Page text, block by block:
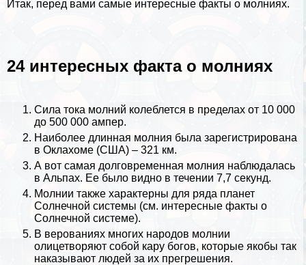
Итак, перед вами самые интересные факты о молниях.
24 интересных факта о молниях
Сила тока молний колeблется в пределах от 10 000
до 500 000 ампер.
Наиболее длинная молния была зарегистрирована
в Оклахоме (США) – 321 км.
А вот самая долговременная молния наблюдалась
в Альпах. Ее было видно в течении 7,7 секунд.
Молнии также хаpaктерны для ряда планет
Солнечной системы (см. интересные факты о
Солнечной системе).
В верованиях многих народов молнии
олицетворяют собой кару богов, которые якобы так
наказывают людей за их прегрешения.